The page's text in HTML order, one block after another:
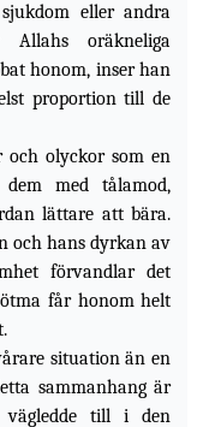
eller andra
oräkneliga
honom, inser han
proportion till de
och olyckor som en
med tålamod,
lättare att bära.
och hans dyrkan av
förvandlar det
får honom helt
situation än en
sammanhang är